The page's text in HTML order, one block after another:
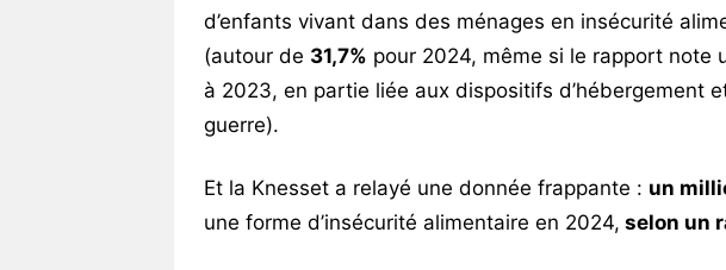
d’enfants vivant dans des ménages en insécurité
(autour de 31,7% pour 2024, même si le rapport note
à 2023, en partie liée aux dispositifs d’hébergement
guerre).
Et la Knesseta relayé une donnée frappante : un
une forme d’insécurité alimentaire en 2024, selon un